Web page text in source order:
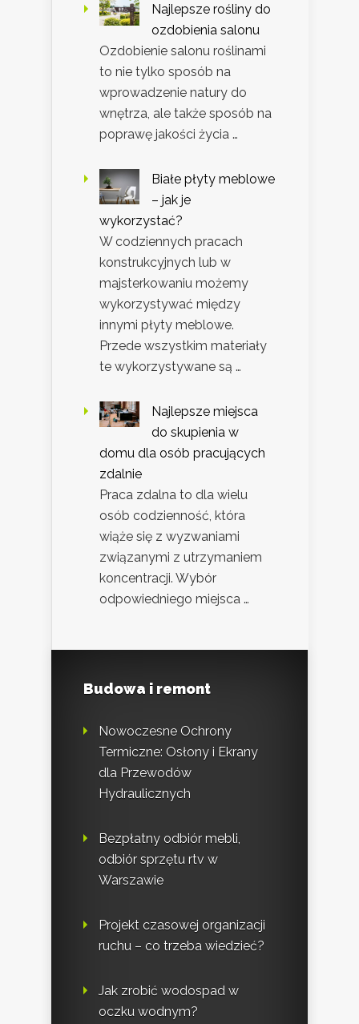
Najlepsze rośliny do
ozdobienia salonu
Ozdobienie salonu roślinami
to nie tylko sposób na
wprowadzenie natury do
wnętrza, ale także sposób na
poprawę jakości życia …
Białe płyty meblowe
– jak je
wykorzystać?
W codziennych pracach
konstrukcyjnych lub w
majsterkowaniu możemy
wykorzystywać między
innymi płyty meblowe.
Przede wszystkim materiały
te wykorzystywane są …
Najlepsze miejsca
do skupienia w
domu dla osób pracujących
zdalnie
Praca zdalna to dla wielu
osób codzienność, która
wiąże się z wyzwaniami
związanymi z utrzymaniem
koncentracji. Wybór
odpowiedniego miejsca …
Budowa i remont
Nowoczesne Ochrony
Termiczne: Osłony i Ekrany
dla Przewodów
Hydraulicznych
Bezpłatny odbiór mebli,
odbiór sprzętu rtv w
Warszawie
Projekt czasowej organizacji
ruchu – co trzeba wiedzieć?
Jak zrobić wodospad w
oczku wodnym?